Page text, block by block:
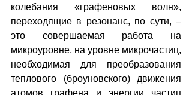
колебания «графеновых волн»,
переходящие в резонанс, по сути, –
это совершаемая работа на
микроуровне, на уровне микрочастиц,
необходимая для преобразования
теплового (броуновского) движения
атомов графена и энергии частиц